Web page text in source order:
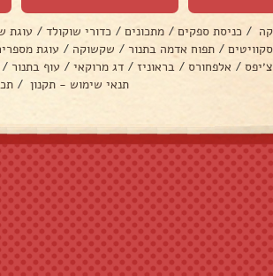
/ כניסת ספקים / מתכונים / כדורי שוקולד / עוגת
/ תפוח אדמה בתנור / שקשוקה / עוגת
/ אלפחורס / בראוניז / דג מרוקאי / עוף בתנור /
תנאי שימוש - תקנון /